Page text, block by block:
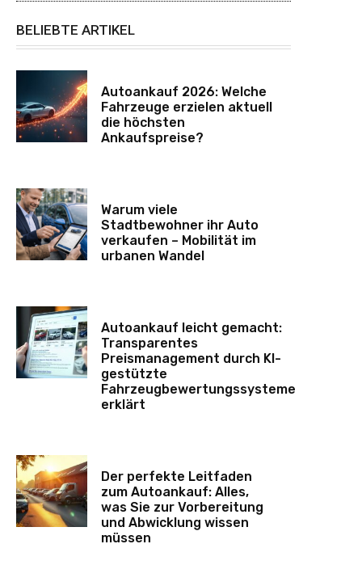
BELIEBTE ARTIKEL
Autoankauf 2026: Welche
Fahrzeuge erzielen aktuell
die höchsten
Ankaufspreise?
Warum viele
Stadtbewohner ihr Auto
verkaufen – Mobilität im
urbanen Wandel
Autoankauf leicht gemacht:
Transparentes
Preismanagement durch KI-
gestützte
Fahrzeugbewertungssysteme
erklärt
Der perfekte Leitfaden
zum Autoankauf: Alles,
was Sie zur Vorbereitung
und Abwicklung wissen
müssen